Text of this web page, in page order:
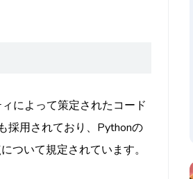
によって策定されたコード
採用されており、Pythonの
ついて規定されています。